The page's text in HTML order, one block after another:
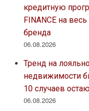
кредитную
FINANCE на
бренда
06.08.2026
Тренд на
недвижимости
10 случаев
06.08.2026